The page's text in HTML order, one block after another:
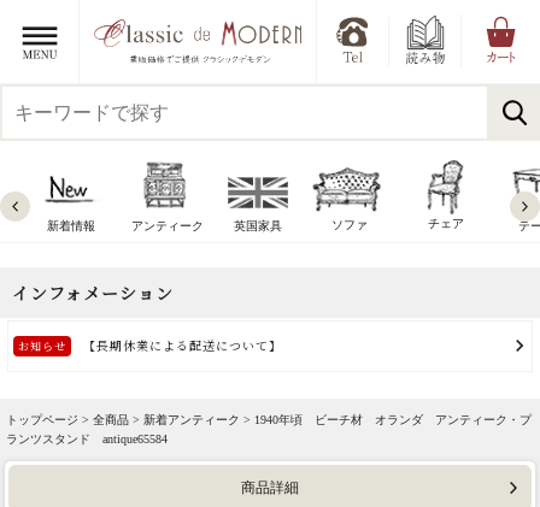
新着情報 アンティーク 英国家具 ソファ チェア テ
トップページ > 全商品 > 新着アンティーク > 1940年頃 ビーチ材 オランダ アンティーク・プ
ランツスタンド antique65584
商品詳細